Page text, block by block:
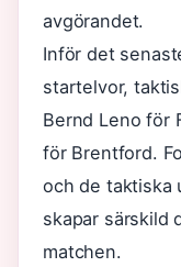
avgörandet.
Inför det
startelvor,
Bernd Leno för
för Brentford.
och de taktiska
skapar särskild
matchen.